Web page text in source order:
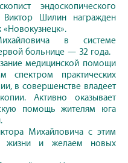
эндоскопического
Шилин награжден
в системе
больнице — 32 года.
медицинской помощи
спектром практических
в совершенстве владеет
Активно оказывает
помощь жителям юга
Михайловича с этим
жизни и желаем новых